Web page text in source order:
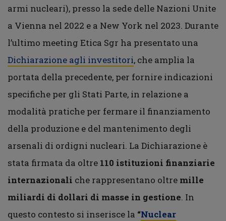
armi nucleari), presso la sede delle Nazioni Unite
a Vienna nel 2022 e a New York nel 2023. Durante
l’ultimo meeting Etica Sgr ha presentato una
Dichiarazione agli investitori, che amplia la
portata della precedente, per fornire indicazioni
specifiche per gli Stati Parte, in relazione a
modalità pratiche per fermare il finanziamento
della produzione e del mantenimento degli
arsenali di ordigni nucleari. La Dichiarazione è
stata firmata da oltre 110 istituzioni finanziarie
internazionali che rappresentano oltre mille
miliardi di dollari di masse in gestione. In
questo contesto si inserisce la “Nuclear